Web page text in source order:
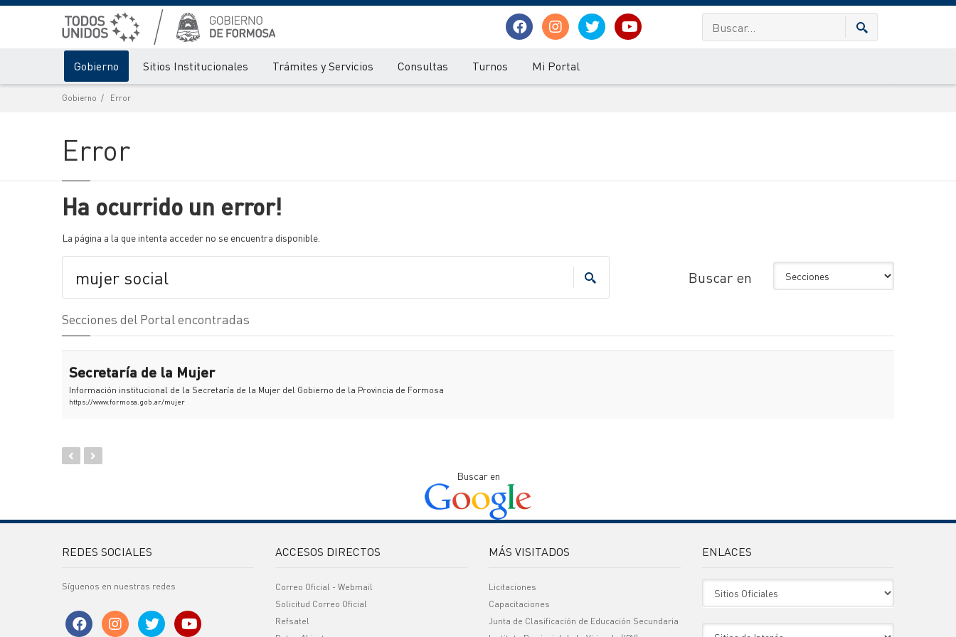
Gobierno Sitios Institucionales Trámites y Servicios Consultas Turnos Mi Portal
Gobierno Error
Error
Ha ocurrido un error!
La página a la que intenta acceder no se encuentra disponible.
Buscar en
Secciones del Portal encontradas
Secretaría de la Mujer
Información institucional de la Secretaría de la Mujer del Gobierno de la Provincia de Formosa
https://www.formosa.gob.ar/mujer
Buscar en
REDES SOCIALES
Síguenos en nuestras redes
ACCESOS DIRECTOS
Correo Oficial - Webmail
Solicitud Correo Oficial
Refsatel
MÁS VISITADOS
Licitaciones
Capacitaciones
Junta de Clasificación de Educación Secundaria
ENLACES